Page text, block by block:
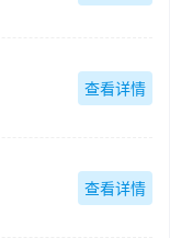
查看详情
查看详情